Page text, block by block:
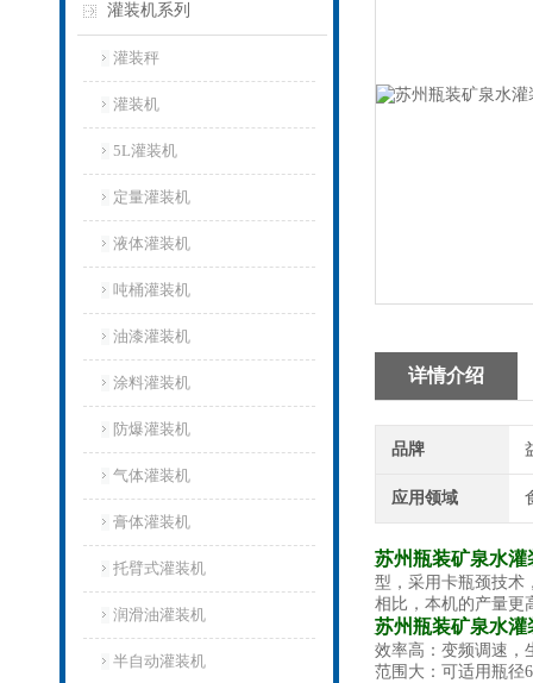
灌装机系列
灌装秤
灌装机
5L灌装机
定量灌装机
液体灌装机
吨桶灌装机
油漆灌装机
涂料灌装机
防爆灌装机
气体灌装机
膏体灌装机
托臂式灌装机
润滑油灌装机
半自动灌装机
详情介绍
品牌
应用领域
苏州瓶装矿泉水灌
型，采用卡瓶颈技术
相比，本机的产量更
苏州瓶装矿泉水灌
效率高：变频调速
范围大：可适用瓶径